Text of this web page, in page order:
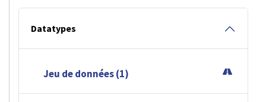
Datatypes
Jeu de données (1)